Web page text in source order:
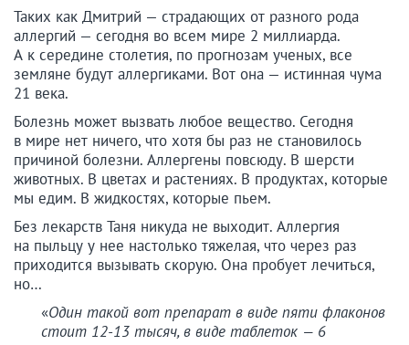
Таких как Дмитрий — страдающих от разного рода
аллергий — сегодня во всем мире 2 миллиарда.
А к середине столетия, по прогнозам ученых, все
земляне будут аллергиками. Вот она — истинная чума
21 века.
Болезнь может вызвать любое вещество. Сегодня
в мире нет ничего, что хотя бы раз не становилось
причиной болезни. Аллергены повсюду. В шерсти
животных. В цветах и растениях. В продуктах, которые
мы едим. В жидкостях, которые пьем.
Без лекарств Таня никуда не выходит. Аллергия
на пыльцу у нее настолько тяжелая, что через раз
приходится вызывать скорую. Она пробует лечиться,
но…
«Один такой вот препарат в виде пяти флаконов
стоит 12-13 тысяч, в виде таблеток — 6